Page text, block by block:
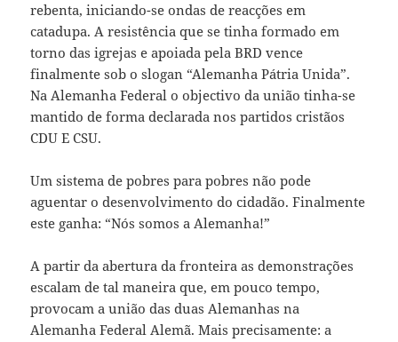
rebenta, iniciando-se ondas de reacções em
catadupa. A resistência que se tinha formado em
torno das igrejas e apoiada pela BRD vence
finalmente sob o slogan “Alemanha Pátria Unida”.
Na Alemanha Federal o objectivo da união tinha-se
mantido de forma declarada nos partidos cristãos
CDU E CSU.
Um sistema de pobres para pobres não pode
aguentar o desenvolvimento do cidadão. Finalmente
este ganha: “Nós somos a Alemanha!”
A partir da abertura da fronteira as demonstrações
escalam de tal maneira que, em pouco tempo,
provocam a união das duas Alemanhas na
Alemanha Federal Alemã. Mais precisamente: a